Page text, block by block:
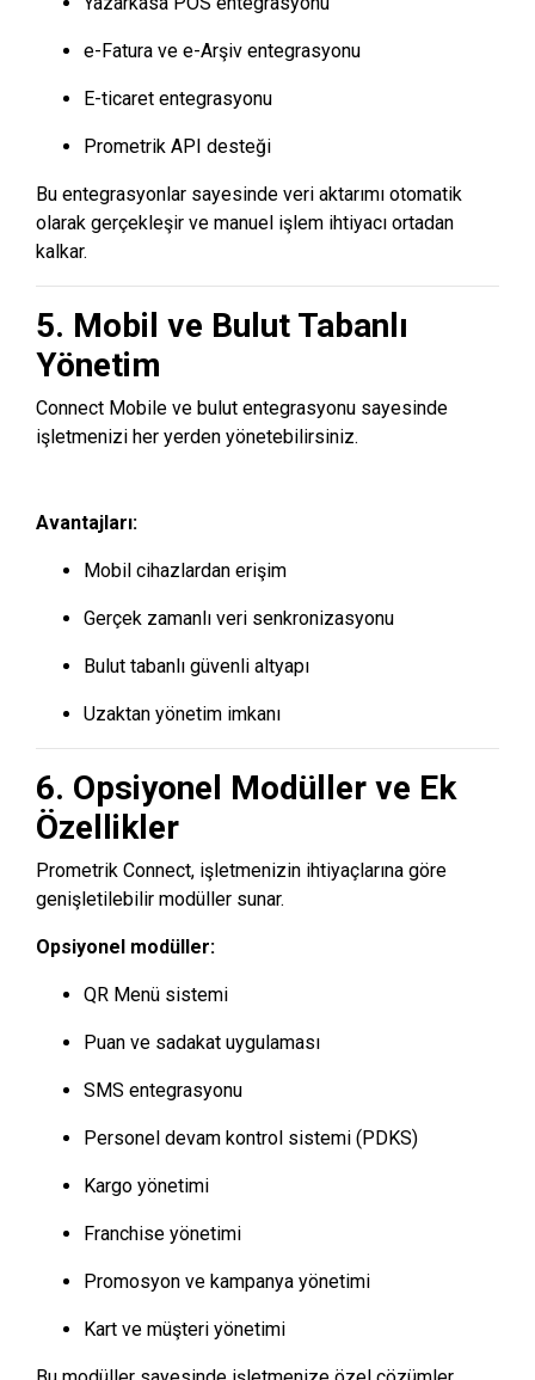
e-Fatura ve e-Arşiv entegrasyonu
E-ticaret entegrasyonu
Prometrik API desteği
Bu entegrasyonlar sayesinde veri aktarımı otomatik
olarak gerçekleşir ve manuel işlem ihtiyacı ortadan
kalkar.
5. Mobil ve Bulut Tabanlı
Yönetim
Connect Mobile ve bulut entegrasyonu sayesinde
işletmenizi her yerden yönetebilirsiniz.
Avantajları:
Mobil cihazlardan erişim
Gerçek zamanlı veri senkronizasyonu
Bulut tabanlı güvenli altyapı
Uzaktan yönetim imkanı
6. Opsiyonel Modüller ve Ek
Özellikler
Prometrik Connect, işletmenizin ihtiyaçlarına göre
genişletilebilir modüller sunar.
Opsiyonel modüller:
QR Menü sistemi
Puan ve sadakat uygulaması
SMS entegrasyonu
Personel devam kontrol sistemi (PDKS)
Kargo yönetimi
Franchise yönetimi
Promosyon ve kampanya yönetimi
Kart ve müşteri yönetimi